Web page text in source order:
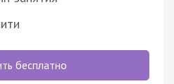
бесплатно